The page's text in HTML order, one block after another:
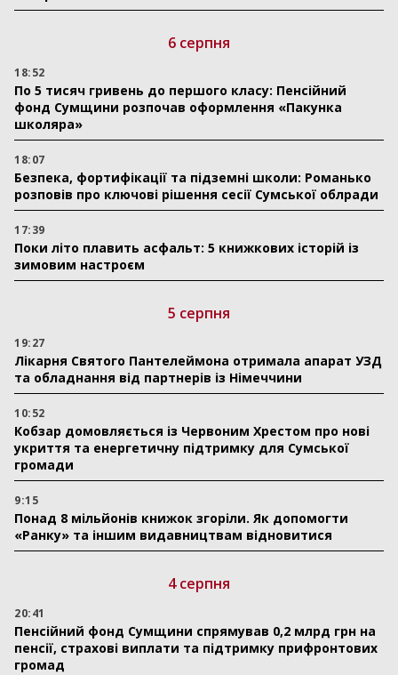
6 серпня
18:52
По 5 тисяч гривень до першого класу: Пенсійний
фонд Сумщини розпочав оформлення «Пакунка
школяра»
18:07
Безпека, фортифікації та підземні школи: Романько
розповів про ключові рішення сесії Сумської облради
17:39
Поки літо плавить асфальт: 5 книжкових історій із
зимовим настроєм
5 серпня
19:27
Лікарня Святого Пантелеймона отримала апарат УЗД
та обладнання від партнерів із Німеччини
10:52
Кобзар домовляється із Червоним Хрестом про нові
укриття та енергетичну підтримку для Сумської
громади
9:15
Понад 8 мільйонів книжок згоріли. Як допомогти
«Ранку» та іншим видавництвам відновитися
4 серпня
20:41
Пенсійний фонд Сумщини спрямував 0,2 млрд грн на
пенсії, страхові виплати та підтримку прифронтових
громад